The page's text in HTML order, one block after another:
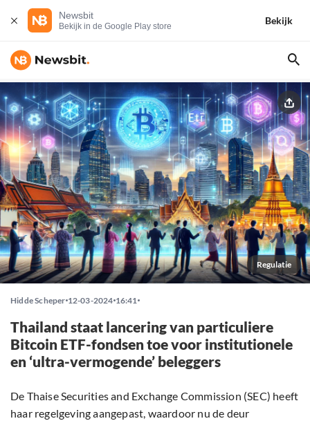
Newsbit
Bekijk in de Google Play store
Bekijk
Regulatie
Hidde Scheper 12-03-2024 16:41
Thailand staat lancering van particuliere
Bitcoin ETF-fondsen toe voor institutionele
en ‘ultra-vermogende’ beleggers
De Thaise Securities and Exchange Commission (SEC) heeft
haar regelgeving aangepast, waardoor nu de deur